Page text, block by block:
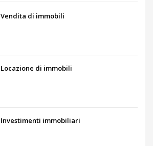
Vendita di immobili
Locazione di immobili
Investimenti immobiliari